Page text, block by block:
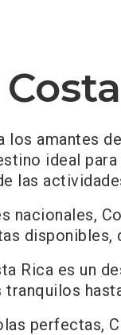
amantes
ideal
las
nacionales,
Rica es un
perfectas,